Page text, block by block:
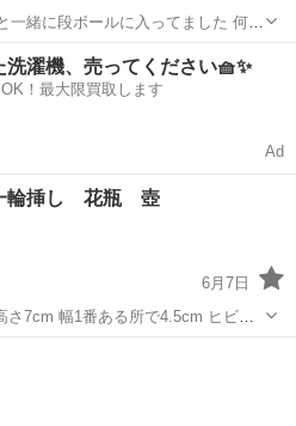
緒に段ボールに入ってました 何十
あります 2個の値段です
ンテリア雑貨/小物 郷土玩具
洗濯機、売ってください🧺✨
！最大限買取します
Ad
輪挿し 花瓶 壺
6月7日
7cm 幅1番ある所で4.5cm ヒビ、
欠け無いです 宜しくお願いします 自宅3階